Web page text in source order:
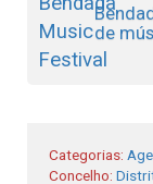
de
Categorias:
Concelho: